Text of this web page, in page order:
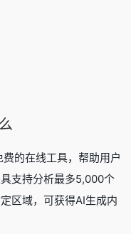
的在线工具，帮助用户
支持分析最多5,000个
区域，可获得AI生成内